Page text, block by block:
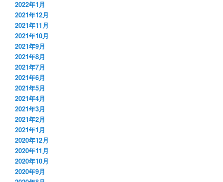
2022年1月
2021年12月
2021年11月
2021年10月
2021年9月
2021年8月
2021年7月
2021年6月
2021年5月
2021年4月
2021年3月
2021年2月
2021年1月
2020年12月
2020年11月
2020年10月
2020年9月